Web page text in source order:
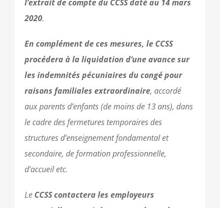
l’extrait de compte du CCSS daté au 14 mars
2020.
En complément de ces mesures, le CCSS
procédera à la liquidation d’une avance sur
les indemnités pécuniaires du congé pour
raisons familiales extraordinaire, accordé
aux parents d’enfants (de moins de 13 ans), dans
le cadre des fermetures temporaires des
structures d’enseignement fondamental et
secondaire, de formation professionnelle,
d’accueil etc.
Le CCSS contactera les employeurs